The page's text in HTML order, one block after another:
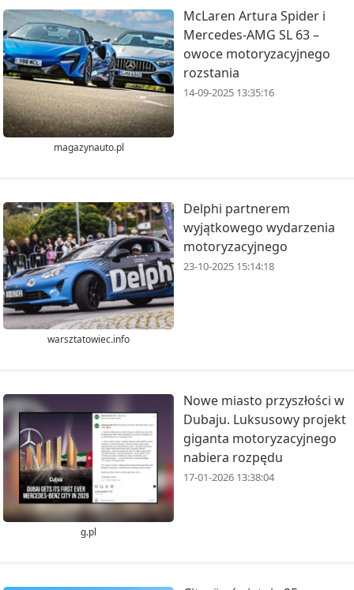
magazynauto.pl
McLaren Artura Spider i
Mercedes-AMG SL 63 –
owoce motoryzacyjnego
rozstania
14-09-2025 13:35:16
warsztatowiec.info
Delphi partnerem
wyjątkowego wydarzenia
motoryzacyjnego
23-10-2025 15:14:18
g.pl
Nowe miasto przyszłości w
Dubaju. Luksusowy projekt
giganta motoryzacyjnego
nabiera rozpędu
17-01-2026 13:38:04